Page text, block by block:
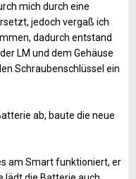
mich durch eine
jedoch vergaß ich
dadurch entstand
LM und dem Gehäuse
Schraubenschlüssel ein
ab, baute die neue
am Smart funktioniert, er